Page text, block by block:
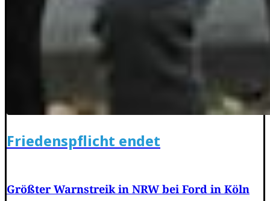
Friedenspflicht endet
Größter Warnstreik in NRW bei Ford in Köln